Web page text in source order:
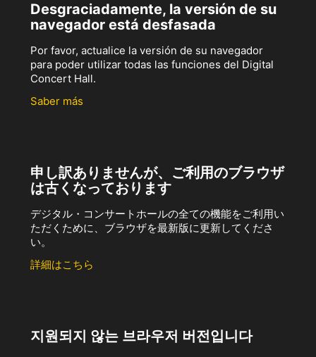
Desgraciadamente, la versión de su
navegador está desfasada
Por favor, actualice la versión de su navegador
para poder utilizar todas las funciones del Digital
Concert Hall.
Saber más
申し訳ありませんが、ご利用のブラウザ
は古くなっております
デジタル・コンサートホールの全ての機能をご利用い
ただくために、ブラウザを最新版に更新してくださ
い。
詳細はこちら
지원되지 않는 브라우저 버전입니다